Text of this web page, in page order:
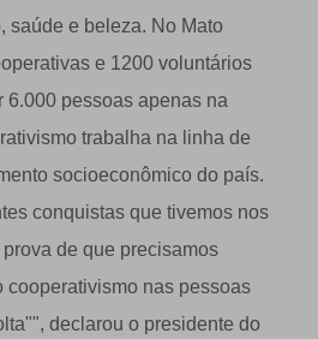
saúde e beleza. No Mato
e 1200 voluntários
6.000 pessoas apenas na
trabalha na linha de
socioeconômico do país.
conquistas que tivemos nos
de que precisamos
cooperativismo nas pessoas
declarou o presidente do